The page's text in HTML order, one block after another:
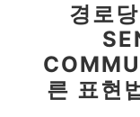
경로
른 표현